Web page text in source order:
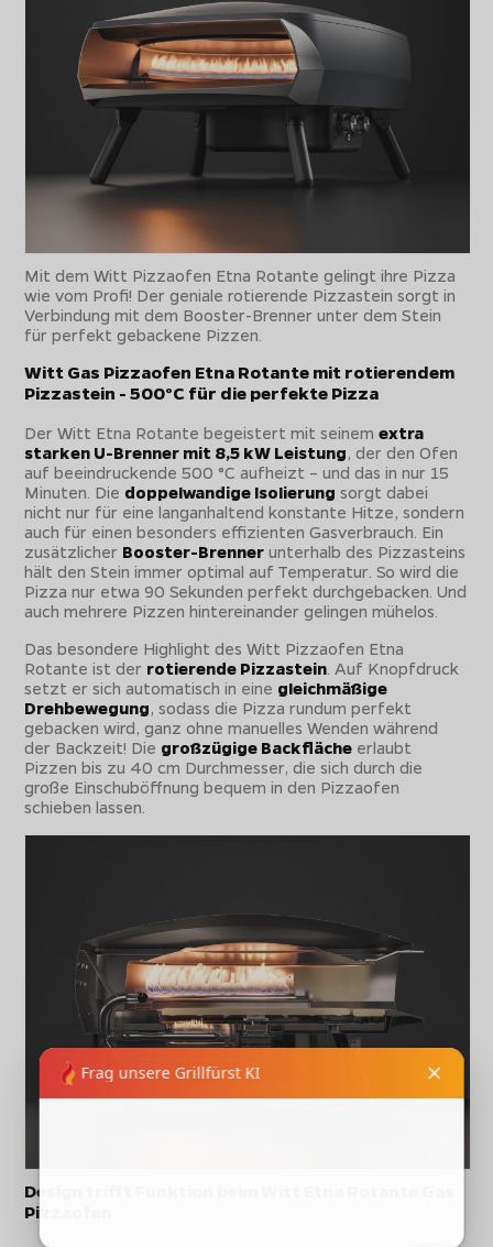
Mit dem Witt Pizzaofen Etna Rotante gelingt ihre Pizza
wie vom Profi! Der geniale rotierende Pizzastein sorgt in
Verbindung mit dem Booster-Brenner unter dem Stein
für perfekt gebackene Pizzen.
Witt Gas Pizzaofen Etna Rotante mit rotierendem
Pizzastein - 500°C für die perfekte Pizza
Der Witt Etna Rotante begeistert mit seinemextra
starken U-Brenner mit 8,5 kW Leistung, der den Ofen
auf beeindruckende 500 °C aufheizt – und das in nur 15
Minuten. Die doppelwandige Isolierung sorgt dabei
nicht nur für eine langanhaltend konstante Hitze, sondern
auch für einen besonders effizienten Gasverbrauch. Ein
zusätzlicher Booster-Brenner unterhalb des Pizzasteins
hält den Stein immer optimal auf Temperatur. So wird die
Pizza nur etwa 90 Sekunden perfekt durchgebacken. Und
auch mehrere Pizzen hintereinander gelingen mühelos.
Das besondere Highlight des Witt Pizzaofen Etna
Rotante ist der rotierende Pizzastein. Auf Knopfdruck
setzt er sich automatisch in eine gleichmäßige
Drehbewegung, sodass die Pizza rundum perfekt
gebacken wird, ganz ohne manuelles Wenden während
der Backzeit! Die großzügige Backfläche erlaubt
Pizzen bis zu 40 cm Durchmesser, die sich durch die
große Einschuböffnung bequem in den Pizzaofen
schieben lassen.
Design trifft Funktion beim Witt Etna Rotante Gas
Pizzaofen